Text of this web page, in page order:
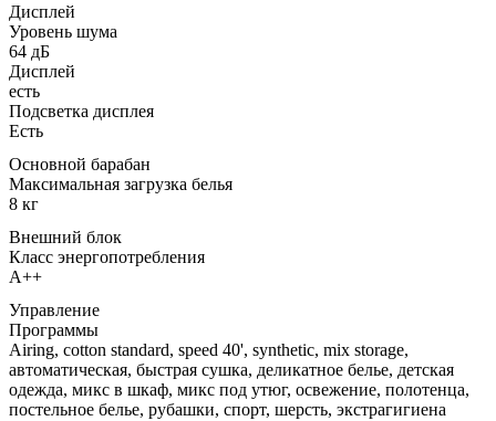
Дисплей
Уровень шума
64 дБ
Дисплей
есть
Подсветка дисплея
Есть
Основной барабан
Максимальная загрузка белья
8 кг
Внешний блок
Класс энергопотребления
A++
Управление
Программы
Airing, cotton standard, speed 40', synthetic, mix storage,
автоматическая, быстрая сушка, деликатное белье, детская
одежда, микс в шкаф, микс под утюг, освежение, полотенца,
постельное белье, рубашки, спорт, шерсть, экстрагигиена